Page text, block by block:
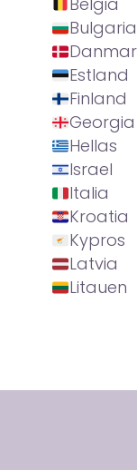
Bulgaria
Estland
Finland
Georgia
Hellas
Israel
Italia
Kroatia
Kypros
Latvia
Litauen